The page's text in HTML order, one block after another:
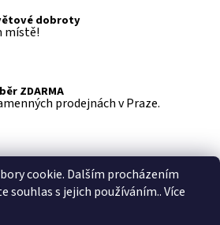
dobroty
místě!
ZDARMA
prodejnách v Praze.
cookie. Dalším procházením
souhlas s jejich používáním.. Více